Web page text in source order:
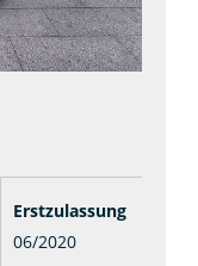
Erstzulassung
06/2020